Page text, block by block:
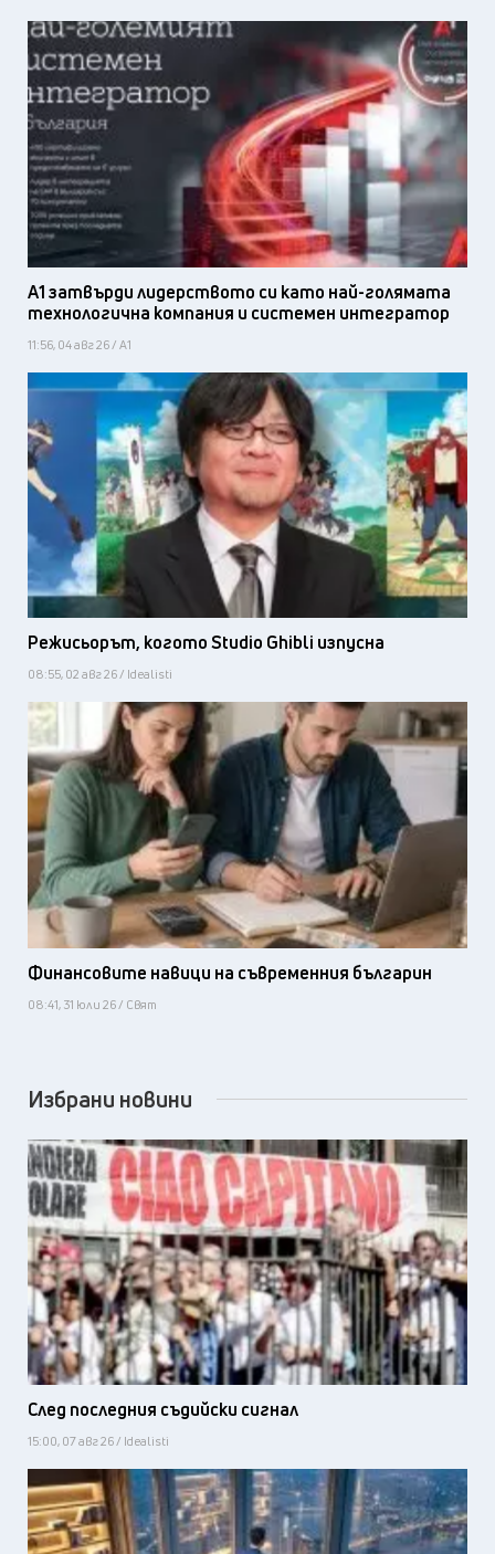
А1 затвърди лидерството си като най-голямата
технологична компания и системен интегратор
11:56, 04 авг 26 / А1
Режисьорът, когото Studio Ghibli изпусна
08:55, 02 авг 26 / Idealisti
Финансовите навици на съвременния българин
08:41, 31 юли 26 / Свят
Избрани новини
След последния съдийски сигнал
15:00, 07 авг 26 / Idealisti